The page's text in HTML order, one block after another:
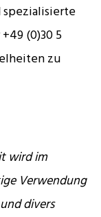
(0)30 5
zu
wird im
Verwendung
divers